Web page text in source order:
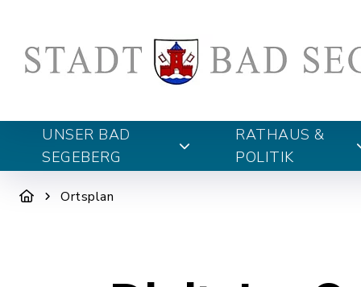
UNSER BAD
SEGEBERG
RATHAUS &
POLITIK
Ortsplan